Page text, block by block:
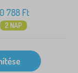
788 Ft
2 NAP